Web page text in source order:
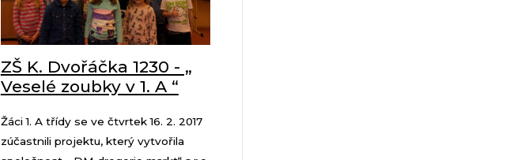
ZŠ K. Dvořáčka 1230 - „
Veselé zoubky v 1. A “
Žáci 1. A třídy se ve čtvrtek 16. 2. 2017
zúčastnili projektu, který vytvořila